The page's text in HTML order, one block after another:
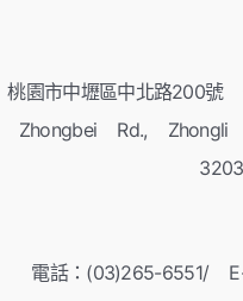
桃園市中壢區中北路200
Zhongbei Rd.,
電話：(03)265-6551/